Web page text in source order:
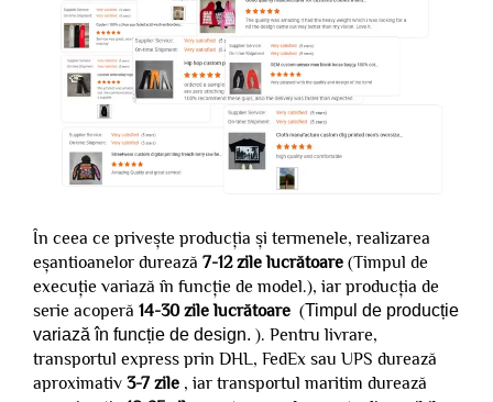
În ceea ce privește producția și termenele, realizarea
eșantioanelor durează 7-12 zile lucrătoare (Timpul de
execuție variază în funcție de model.), iar producția de
serie acoperă 14-30 zile lucrătoare (Timpul de producție
variază în funcție de design. ). Pentru livrare,
transportul express prin DHL, FedEx sau UPS durează
aproximativ 3-7 zile , iar transportul maritim durează